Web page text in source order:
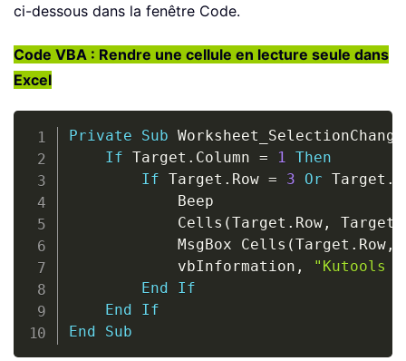
ci-dessous dans la fenêtre Code.
Code VBA : Rendre une cellule en lecture seule dans
Excel
Private Sub Worksheet_SelectionChange
If Target . Column = 1
Then
If Target . Row = 3 Or Target .
            Beep
            Cells
(Target . Row, Target
            MsgBox Cells
(Target . Row,
            vbInformation
,
"Kutools
End
If
End
If
End
Sub
Copy